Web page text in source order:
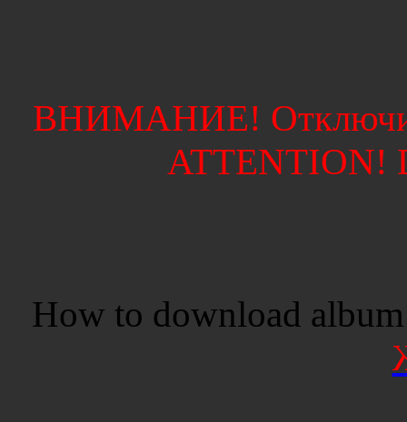
ВНИМАНИЕ!
ATTENTION!
How to download